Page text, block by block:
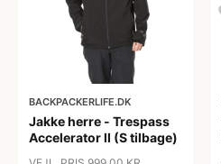
BACKPACKERLIFE.DK
Jakke herre - Trespass
Accelerator ll (S tilbage)